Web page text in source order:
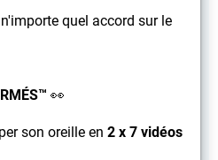
quel accord sur le
👀
son oreille en 2 x 7 vidéos